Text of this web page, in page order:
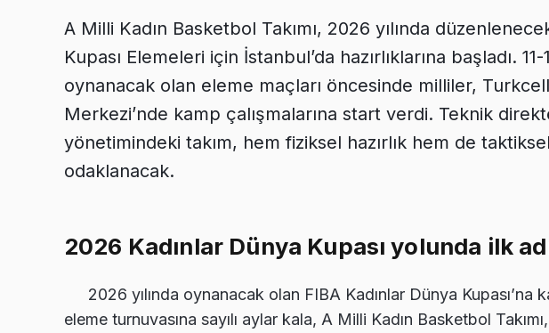
A Milli Kadın Basketbol Takımı, 2026 yılında
Kupası Elemeleri için İstanbul’da hazırlıklarına başladı.
oynanacak olan eleme maçları öncesinde milliler,
Merkezi’nde kamp çalışmalarına start verdi. Teknik
yönetimindeki takım, hem fiziksel hazırlık hem de
odaklanacak.
2026 Kadınlar Dünya Kupası yolunda ilk
2026 yılında oynanacak olan FIBA Kadınlar Dünya Kupası’na
eleme turnuvasına sayılı aylar kala, A Milli Kadın Basketbol